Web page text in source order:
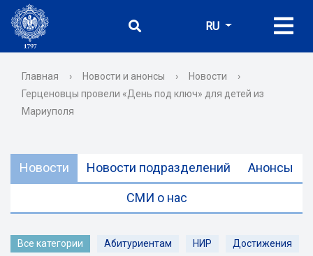
RU
Главная › Новости и анонсы › Новости
›
Герценовцы провели «День под ключ» для детей из
Мариуполя
Новости Новости подразделений Анонсы
СМИ о нас
Все категории Абитуриентам НИР Достижения